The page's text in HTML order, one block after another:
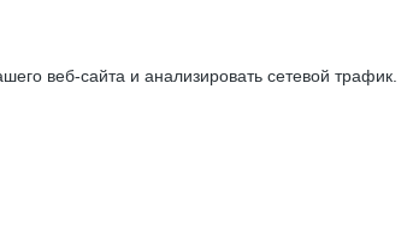
веб-сайта и анализировать сетевой трафик.